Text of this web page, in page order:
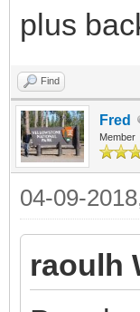
plus
Find
Fred
Member
04-09-
raoulh